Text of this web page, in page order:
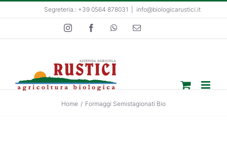
al
Segreteria.: +39 0564 878031 info@biologicarustici.it
InstagramFacebookWhatsApp
Email
Home / Formaggi Semistagionati Bio